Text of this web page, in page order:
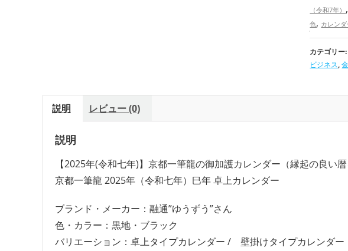
（令和7年） ,
色, カレンダ
黒色の
金色の開運
ップ,家庭運
カテゴリー:
ビジネス,
説明 レビュー (0)
説明
【2025年(令和七年)】京都一筆龍の御加護カレンダー（縁起の良い
京都一筆龍 2025年（令和七年）巳年 卓上カレンダー
ブランド・メーカー：融通”ゆうずう”さん
色・カラー：黒地・ブラック
バリエーション：卓上タイプカレンダー / 壁掛けタイプカレンダー